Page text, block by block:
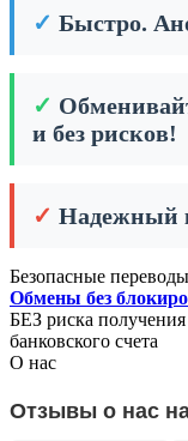
✓ Быстро.
✓
и без рисков!
✓ Надежный
Безопасные переводы
Обмены без
БЕЗ риска
банковского счета
О нас
Отзывы о нас